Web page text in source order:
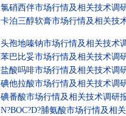
氯硝西伴市场行情及相关技术调
卡泊三醇软膏市场行情及相关技
头孢地嗪钠市场行情及相关技术
苯巴比妥市场行情及相关技术调
盐酸吗啡市场行情及相关技术调
碘他拉酸市场行情及相关技术调
碘番酸市场行情及相关技术调研
N?BOC?D?脯氨酸市场行情及相